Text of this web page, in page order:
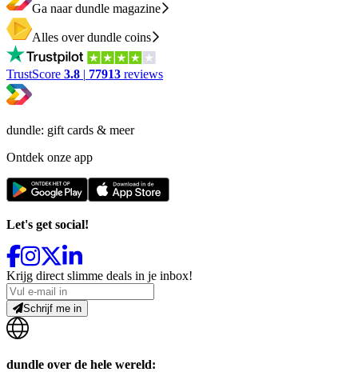
Ga naar dundle magazine
Alles over dundle coins
TrustScore 3.8 | 77913 reviews
dundle: gift cards & meer
Ontdek onze app
Let's get social!
Krijg direct slimme deals in je inbox!
Schrijf me in
dundle over de hele wereld: